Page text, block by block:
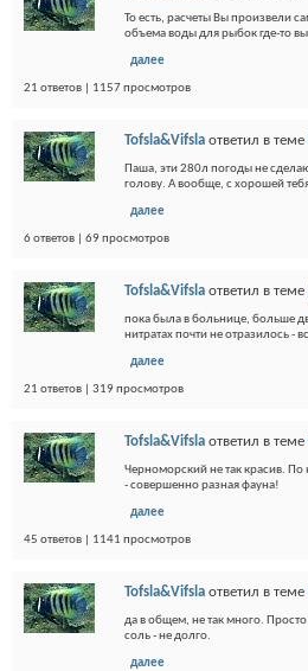
То есть, расчеты Вы произвели
объема воды для рыбок где-то
далее
21 ответов | 1157 просмотров
Tofsla&Vifsla ответил в теме
Паша, эти 280л погоды не
голову. А вообще, с хорошей
далее
6 ответов | 69 просмотров
Tofsla&Vifsla ответил в теме
пока была в больнице, больше
нитратах почти не отразилось -
далее
21 ответов | 319 просмотров
Tofsla&Vifsla ответил в теме
Черноморский не так красив.
- совершенно разная фауна!
далее
45 ответов | 1141 просмотров
Tofsla&Vifsla ответил в теме
да в общем, не так много.
соль - не долго.
далее